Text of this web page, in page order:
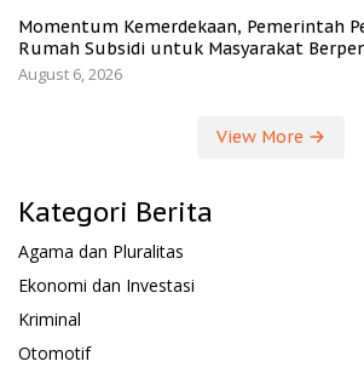
Momentum Kemerdekaan, Pemerintah
Rumah Subsidi untuk Masyarakat
August 6, 2026
View More
Kategori Berita
Agama dan Pluralitas
Ekonomi dan Investasi
Kriminal
Otomotif